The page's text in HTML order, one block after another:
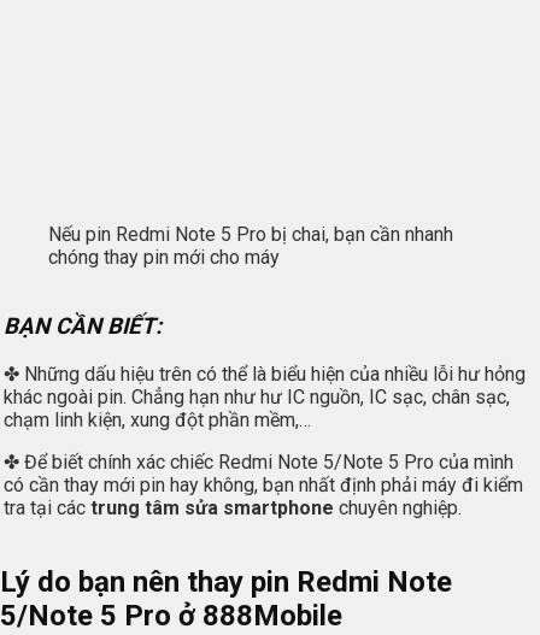
Nếu pin Redmi Note 5 Pro bị chai, bạn cần nhanh
chóng thay pin mới cho máy
BẠN CẦN BIẾT:
✤ Những dấu hiệu trên có thể là biểu hiện của nhiều lỗi hư hỏng
khác ngoài pin. Chẳng hạn như hư IC nguồn, IC sạc, chân sạc,
chạm linh kiện, xung đột phần mềm,…
✤ Để biết chính xác chiếc Redmi Note 5/Note 5 Pro của mình
có cần thay mới pin hay không, bạn nhất định phải máy đi kiểm
tra tại các trung tâm sửa smartphone chuyên nghiệp.
Lý do bạn nên thay pin Redmi Note
5/Note 5 Pro ở 888Mobile